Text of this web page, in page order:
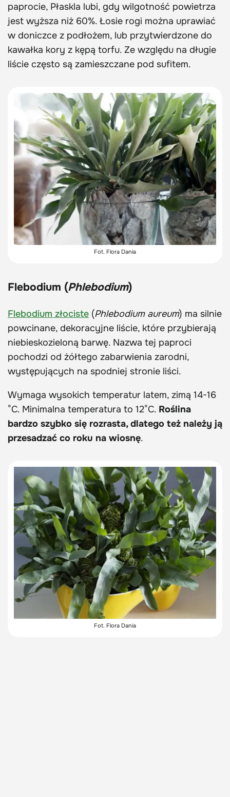
paprocie, Płaskla lubi, gdy wilgotność powietrza
jest wyższa niż 60%. Łosie rogi można uprawiać
w doniczce z podłożem, lub przytwierdzone do
kawałka kory z kępą torfu. Ze względu na długie
liście często są zamieszczane pod sufitem.
Fot. Flora Dania
Flebodium (Phlebodium)
Flebodium złociste (Phlebodium aureum) ma silnie
powcinane, dekoracyjne liście, które przybierają
niebieskozieloną barwę. Nazwa tej paproci
pochodzi od żółtego zabarwienia zarodni,
występujących na spodniej stronie liści.
Wymaga wysokich temperatur latem, zimą 14-16
°C. Minimalna temperatura to 12°C. Roślina
bardzo szybko się rozrasta, dlatego też należy ją
przesadzać co roku na wiosnę.
Fot. Flora Dania